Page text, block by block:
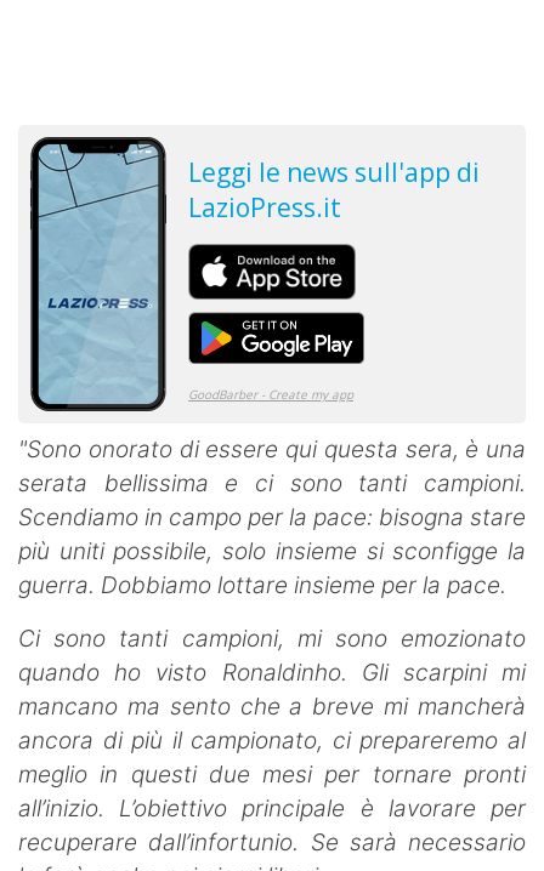
"Sono onorato di essere qui questa sera, è una
serata bellissima e ci sono tanti campioni.
Scendiamo in campo per la pace: bisogna stare
più uniti possibile, solo insieme si sconfigge la
guerra. Dobbiamo lottare insieme per la pace.
Ci sono tanti campioni, mi sono emozionato
quando ho visto Ronaldinho. Gli scarpini mi
mancano ma sento che a breve mi mancherà
ancora di più il campionato, ci prepareremo al
meglio in questi due mesi per tornare pronti
all’inizio. L’obiettivo principale è lavorare per
recuperare dall’infortunio. Se sarà necessario